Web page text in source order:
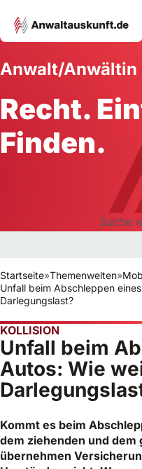
Anwalt/Anwältin
Recht.
Finden.
Suche
Startseite»Themenwelten»
Unfall beim Abschleppen
Darlegungslast?
KOLLISION
Unfall beim
Autos: Wie
Kommt es beim
dem ziehenden und dem
übernehmen